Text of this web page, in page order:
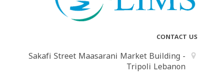
CONTACT US
Sakafi Street Maasarani Market Building -
Tripoli Lebanon